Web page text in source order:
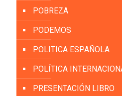
POBREZA
PODEMOS
POLITICA ESPAÑOLA
POLÍTICA
PRESENTACIÓN LIBRO